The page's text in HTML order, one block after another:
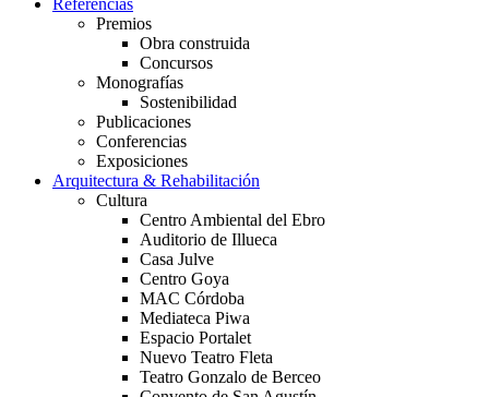
Referencias
Premios
Obra construida
Concursos
Monografías
Sostenibilidad
Publicaciones
Conferencias
Exposiciones
Arquitectura & Rehabilitación
Cultura
Centro Ambiental del Ebro
Auditorio de Illueca
Casa Julve
Centro Goya
MAC Córdoba
Mediateca Piwa
Espacio Portalet
Nuevo Teatro Fleta
Teatro Gonzalo de Berceo